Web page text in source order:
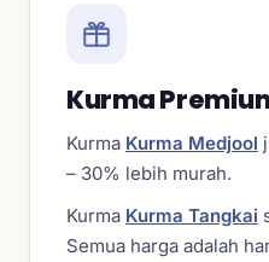
Kurma
Kurma Kurma Medjool
– 30% lebih murah.
Kurma Kurma Tangkai
Semua harga adalah